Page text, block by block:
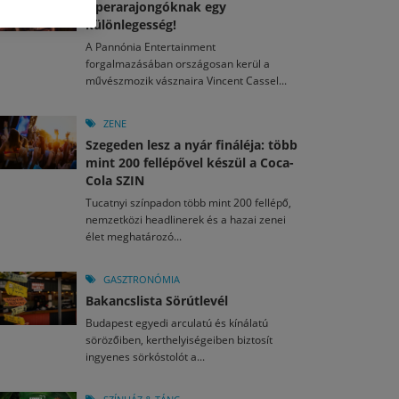
2026. JÚL. 15.
nézők 10 kedvenc filmje 2026 első félévében
án hozzánk is megérkezik a Rocktábor
2026. JÚL. 30.
el a gyereket!
a jubileumi Művészetek Völgye – még öt
kulturális ünnep
egy mese: 30 napos mesekihívást indít a Libri
2026. MÁJ. 11.
László kapta az Artisjus Irodalmi Nagydíjat
Operarajongóknak egy
különlegesség!
A Pannónia Entertainment
forgalmazásában országosan kerül a
művészmozik vásznaira Vincent Cassel...
ZENE
Szegeden lesz a nyár fináléja: több
mint 200 fellépővel készül a Coca-
Cola SZIN
Tucatnyi színpadon több mint 200 fellépő,
nemzetközi headlinerek és a hazai zenei
élet meghatározó...
GASZTRONÓMIA
Bakancslista Sörútlevél
Budapest egyedi arculatú és kínálatú
sörözőiben, kerthelyiségeiben biztosít
ingyenes sörkóstolót a...